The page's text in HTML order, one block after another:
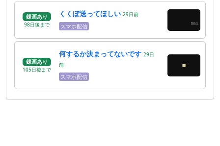
録画あり
98日後 まで
くくぽ送ってほしい 29日前
スマホ配信
録画あり
105日後 まで
何するか決まってないです 29日
前
スマホ配信